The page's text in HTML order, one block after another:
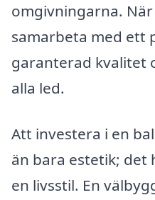
omgivningarna.
samarbeta med ett
garanterad kvalitet
alla led.
Att investera i en
än bara estetik; det
en livsstil. En